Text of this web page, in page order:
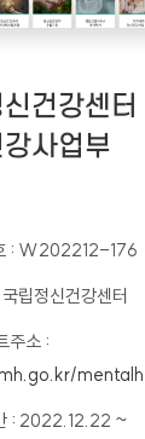
건강센터
사업부
: W202212-176
국립정신건강센터
주소 :
: 2022.12.22 ~